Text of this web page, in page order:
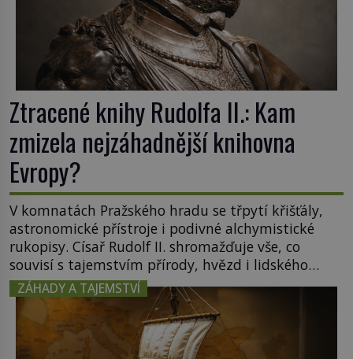
Ztracené knihy Rudolfa II.: Kam
zmizela nejzáhadnější knihovna
Evropy?
V komnatách Pražského hradu se třpytí křišťály,
astronomické přístroje i podivné alchymistické
rukopisy. Císař Rudolf II. shromažďuje vše, co
souvisí s tajemstvím přírody, hvězd i lidského
poznání. Jenže po jeho smrti se jeho slavné sbírky
začínají rozpadat a část z nich mizí navždy. Kdo
odnesl nejvzácnější knihy? A existují ještě někde
zapomenuté rukopisy, které nikdo […]
ZÁHADY A TAJEMSTVÍ